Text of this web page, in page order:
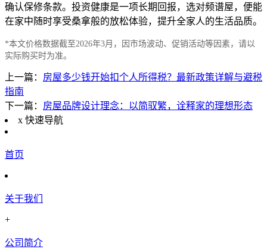
确认保修条款。投资健康是一项长期回报，选对频谱屋，便能
在家中随时享受桑拿般的放松体验，提升全家人的生活品质。
*本文价格数据截至2026年3月，因市场波动、促销活动等因素，请以
实际购买时为准。
上一篇： 房屋多少钱开始扣个人所得税？最新政策详解与避税
指南
下一篇： 房屋品牌设计理念：以简驭繁，诠释家的理想形态
x 快速导航
首页
关于我们
+
公司简介